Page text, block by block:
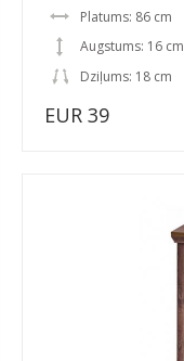
Platums: 86 cm
Augstums: 16 cm
Dziļums: 18 cm
EUR 39